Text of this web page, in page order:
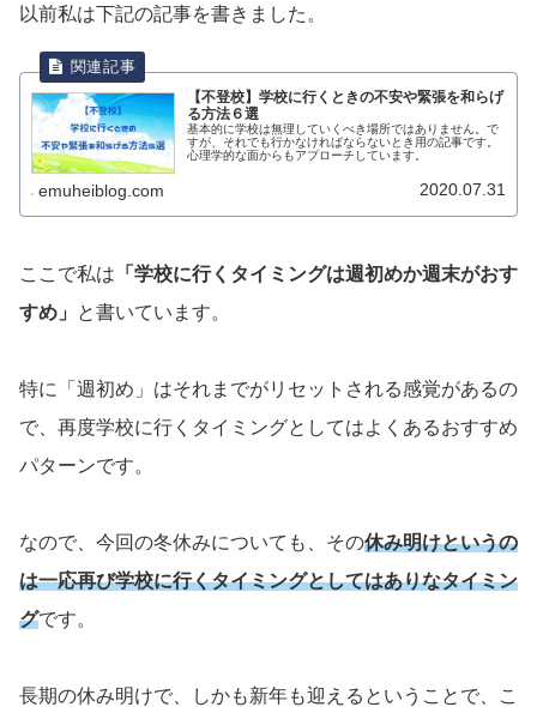
以前私は下記の記事を書きました。
【不登校】学校に行くときの不安や緊張を和らげ
る方法６選
基本的に学校は無理していくべき場所ではありません。で
すが、それでも行かなければならないとき用の記事です。
心理学的な面からもアプローチしています。
emuheiblog.com 2020.07.31
ここで私は 「学校に行くタイミングは週初めか週末がおす
すめ」
と書いています。
特に「週初め」はそれまでがリセットされる感覚があるの
で、再度学校に行くタイミングとしてはよくあるおすすめ
パターンです。
なので、今回の冬休みについても、その休み明けというの
は一応再び学校に行くタイミングとしてはありなタイミン
グです。
長期の休み明けで、しかも新年も迎えるということで、こ